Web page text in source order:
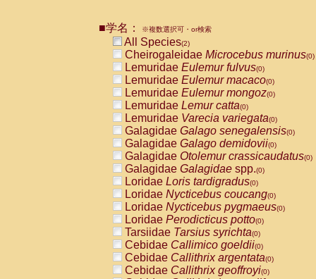
CebidaeCebus nigrivittatus
CebidaeCebus
CebidaeSaimiri boliviensis(0)
CebidaeSaimiri sciureus(0)
AtelidaeAlouatta caraya(0)
AtelidaeAlouatta fusca(0)
AtelidaeAlouatta seniculus
AtelidaeAlouattaspp.(0)
AtelidaeAteles belzebuth(0)
AtelidaeAteles geoffroyi(0)
AtelidaeAteles paniscus(0)
AtelidaeAtelesspp.(0)
Atelidae Lagothrix lagothricha
AtelidaeLagothrix lagothricha cana
PitheciidaeCacajao calvus
PitheciidaeCallicebus cupreus
PitheciidaeCallicebus donacophilus
PitheciidaeCallicebus moloch
PitheciidaeCallicebus torquatus
PitheciidaeCallicebusspp.(0)
■学名： ※複数選択可・or検索
All Species(2)
Cheirogaleidae Microcebus murinus(0)
Lemuridae Eulemur fulvus(0)
Lemuridae Eulemur macaco(0)
Lemuridae Eulemur mongoz(0)
Lemuridae Lemur catta(0)
Lemuridae Varecia variegata(0)
Galagidae Galago senegalensis(0)
Galagidae Galago demidovii(0)
Galagidae Otolemur crassicaudatus(0)
Galagidae Galagidae spp.(0)
Loridae Loris tardigradus(0)
Loridae Nycticebus coucang(0)
Loridae Nycticebus pygmaeus(0)
Loridae Perodicticus potto(0)
Tarsiidae Tarsius syrichta(0)
Cebidae Callimico goeldii(0)
Cebidae Callithrix argentata(0)
Cebidae Callithrix geoffroyi(0)